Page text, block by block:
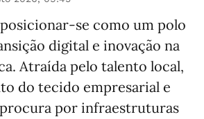
se como um polo
digital e inovação na
Atraída pelo talento local,
do tecido empresarial e
por infraestruturas